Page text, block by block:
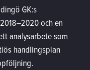
GK:s
och en
analysarbete som
handlingsplan